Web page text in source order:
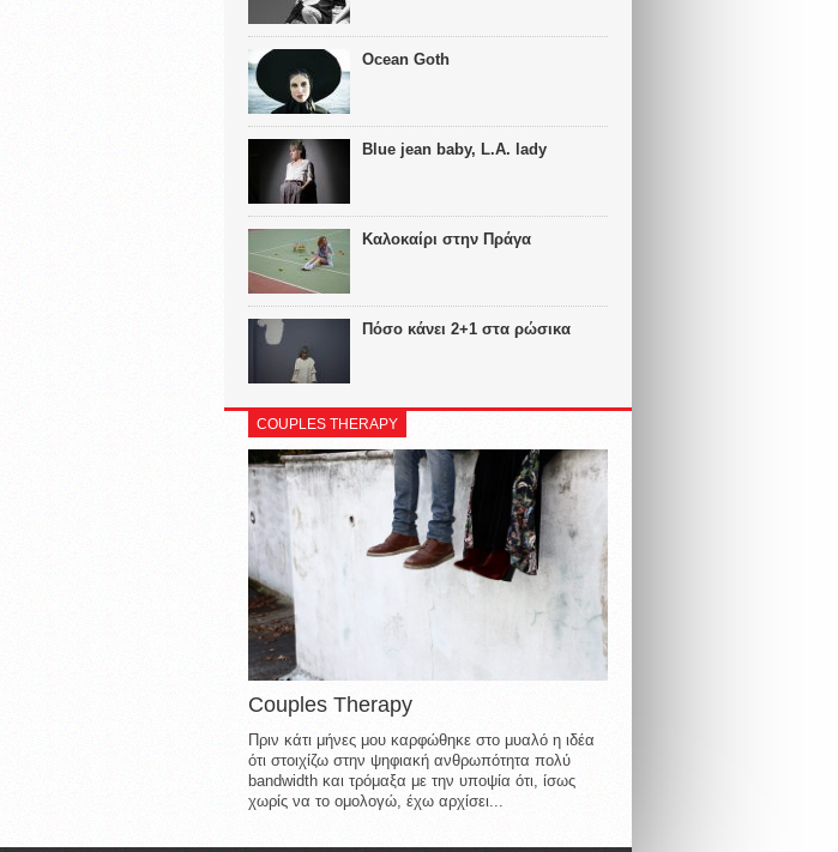
Ocean Goth
Blue jean baby, L.A. lady
Καλοκαίρι στην Πράγα
Πόσο κάνει 2+1 στα ρώσικα
COUPLES THERAPY
Couples Therapy
Πριν κάτι μήνες μου καρφώθηκε στο μυαλό η ιδέα
ότι στοιχίζω στην ψηφιακή ανθρωπότητα πολύ
bandwidth και τρόμαξα με την υποψία ότι, ίσως
χωρίς να το ομολογώ, έχω αρχίσει...